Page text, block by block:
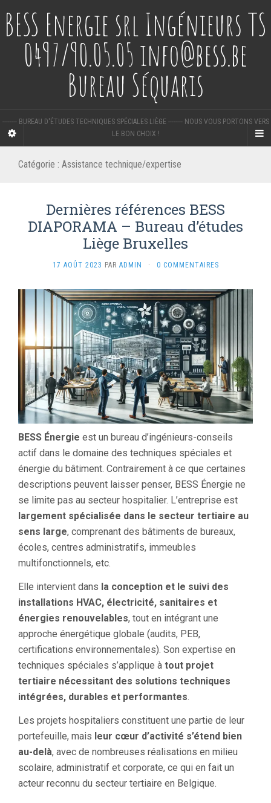
BESS Energie srl Ingénieurs TS
0497/90.05.05 info@bess.be
Bureau Séquaris
-------- BUREAU D'ÉTUDES TECHNIQUES SPÉCIALES LIÈGE -------- NOUS VOUS PORTONS VERS
LE BON CHOIX !
Catégorie : Assistance technique/expertise
Dernières références BESS
DIAPORAMA – Bureau d’études
Liège Bruxelles
17 AOÛT 2023 PAR ADMIN · 0 COMMENTAIRES
BESS Énergie est un bureau d’ingénieurs-conseils
actif dans le domaine des techniques spéciales et
énergie du bâtiment. Contrairement à ce que certaines
descriptions peuvent laisser penser, BESS Énergie ne
se limite pas au secteur hospitalier. L’entreprise est
largement spécialisée dans le secteur tertiaire au
sens large, comprenant des bâtiments de bureaux,
écoles, centres administratifs, immeubles
multifonctionnels, etc.
Elle intervient dans la conception et le suivi des
installations HVAC, électricité, sanitaires et
énergies renouvelables, tout en intégrant une
approche énergétique globale (audits, PEB,
certifications environnementales). Son expertise en
techniques spéciales s’applique à tout projet
tertiaire nécessitant des solutions techniques
intégrées, durables et performantes.
Les projets hospitaliers constituent une partie de leur
portefeuille, mais leur cœur d’activité s’étend bien
au-delà, avec de nombreuses réalisations en milieu
scolaire, administratif et corporate, ce qui en fait un
acteur reconnu du secteur tertiaire en Belgique.